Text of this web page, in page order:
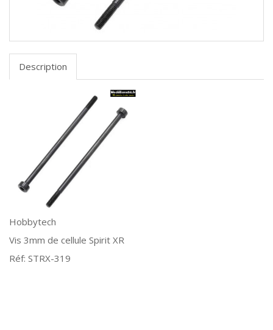
Description
Hobbytech
Vis 3mm de cellule Spirit XR
Réf: STRX-319